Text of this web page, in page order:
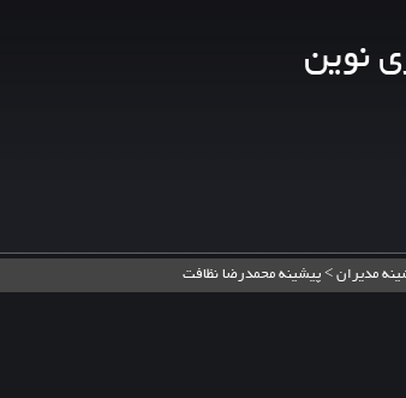
نوین
مدیران > پیشینه محمدرضا نظافت